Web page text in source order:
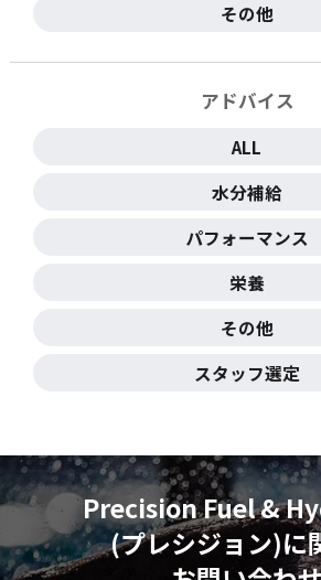
その他
アドバイス
ALL
水分補給
パフォーマンス
栄養
その他
スタッフ選定
Precision Fuel &
(プレシジョン)に